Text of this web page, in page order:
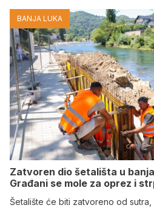
BANJA LUKA
Zatvoren dio šetališta u
Građani se mole za oprez i
Šetalište će biti zatvoreno od sutra,